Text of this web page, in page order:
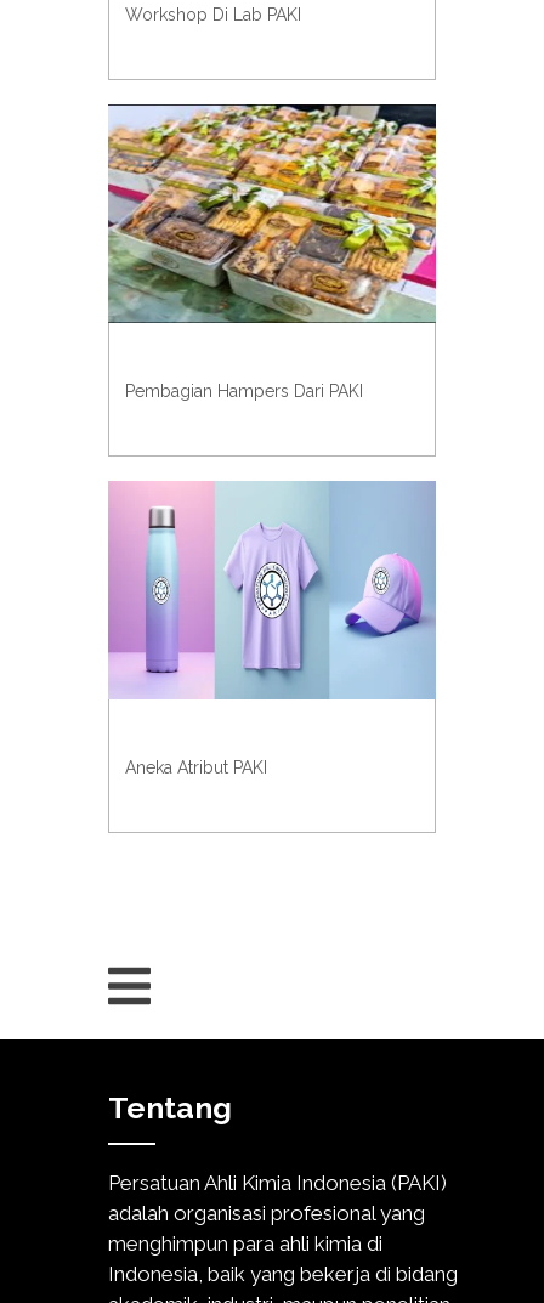
Workshop Di Lab PAKI
Pembagian Hampers Dari PAKI
Aneka Atribut PAKI
Tentang
Persatuan Ahli Kimia Indonesia (PAKI)
adalah organisasi profesional yang
menghimpun para ahli kimia di
Indonesia, baik yang bekerja di bidang